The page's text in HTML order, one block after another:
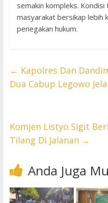
semakin kompleks.
masyarakat bersikap lebih
penegakan hukum.
← Kapolres Dan
Dua Cabup Legowo
Komjen Listyo Sigit
Tilang Di Jalanan →
Anda Juga